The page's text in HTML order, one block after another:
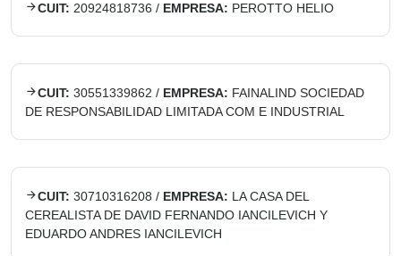
CUIT: 20924818736 / EMPRESA: PEROTTO HELIO
CUIT: 30551339862 / EMPRESA: FAINALIND SOCIEDAD
DE RESPONSABILIDAD LIMITADA COM E INDUSTRIAL
CUIT: 30710316208 / EMPRESA: LA CASA DEL
CEREALISTA DE DAVID FERNANDO IANCILEVICH Y
EDUARDO ANDRES IANCILEVICH